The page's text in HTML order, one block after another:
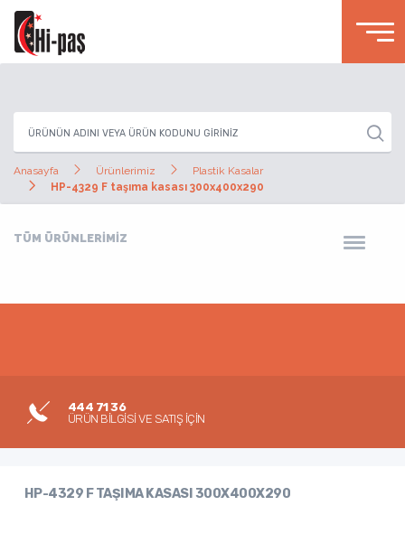
Anasayfa Ürünlerimiz
Plastik Kasalar
HP-4329 F taşıma kasası 300x400x290
TÜM ÜRÜNLERİMİZ
444 71 36
ÜRÜN BİLGİSİ VE SATIŞ İÇİN
HP-4329 F TAŞIMA KASASI 300X400X290